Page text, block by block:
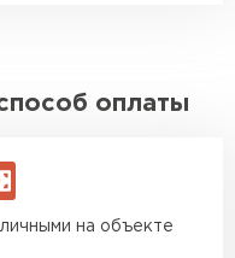
оплаты
на объекте